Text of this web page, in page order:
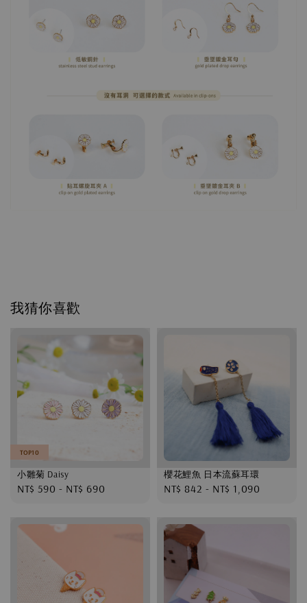
我猜你喜歡
TOP10
小雛菊 Daisy
Regular
NT$ 590 - NT$ 690
櫻花鯉魚 日本流蘇耳環
Regular
NT$ 842 - NT$ 1,090